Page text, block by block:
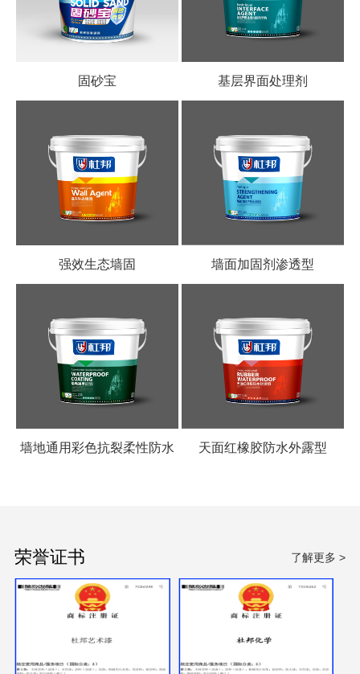
固砂宝 基层界面处理剂
强效生态墙固 墙面加固剂渗透型
墙地通用彩色抗裂柔性防水 天面红橡胶防水外露型
荣誉证书 了解更多 >